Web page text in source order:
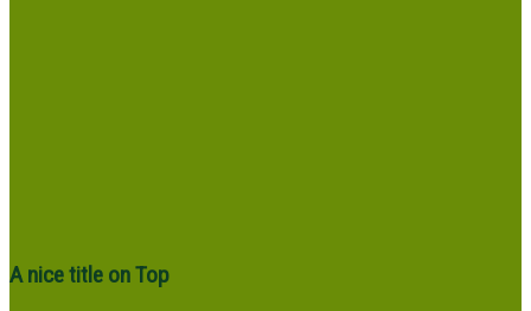
A nice title on Top